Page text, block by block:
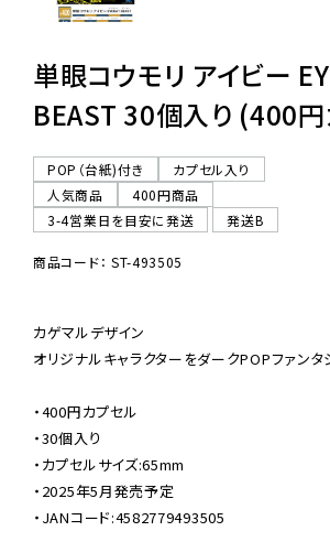
単眼コウモリ アイビー
BEAST 30個入り (400
POP（台紙)付き
カプセル入り
人気商品
400円商品
3-4営業日を目安に発送
発送B
商品コード： ST-493505
カゲマルデザイン
オリジナルキャラクターをダークPOPファン
・400円カプセル
・30個入り
・カプセルサイズ:65mm
・2025年5月発売予定
・JANコード:4582779493505